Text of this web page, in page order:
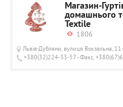
Магазин-
домашнього
Textile
1806
Львів-Дубляни, вулиця Вокзальна,
+380(32)224-33-57 - Факс,